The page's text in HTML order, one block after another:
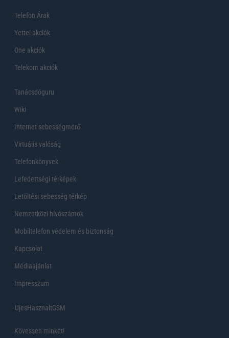
Telefon Árak
Yettel akciók
One akciók
Telekom akciók
Tanácsdóguru
Wiki
Internet sebességmérő
Virtuális valóság
Telefonkönyvek
Lefedettségi térképek
Letöltési sebesség térkép
Nemzetközi hívószámok
Mobiltelefon védelem és biztonság
Kapcsolat
Médiaajánlat
Impresszum
UjesHasznaltGSM
Kövessen minket!